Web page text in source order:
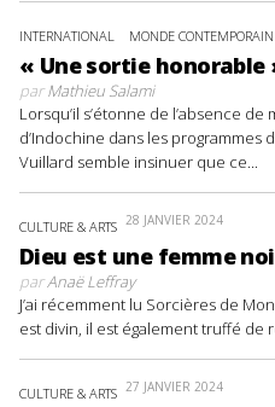
INTERNATIONAL MONDE CONTEMPORAIN
« Une sortie honorable
parMathieu Salami
Lorsqu’il s’étonne de l’absence
d’Indochine dans les programmes
Vuillard semble insinuer que ce...
CULTURE & ARTS 28 JANVIER 2024
Dieu est une femme
parAnaë Leffray
J’ai récemment lu Sorcières de
est divin, il est également truffé de
CULTURE & ARTS 27 JANVIER 2024